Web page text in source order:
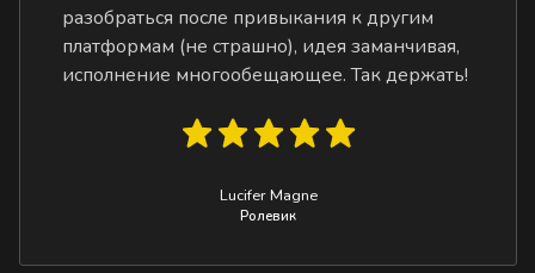
разобраться после привыкания к другим
платформам (не страшно), идея заманчивая,
исполнение многообещающее. Так держать!
Lucifer Magne
Ролевик